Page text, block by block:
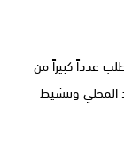
عدداً كبيراً من
المحلي وتنشيط